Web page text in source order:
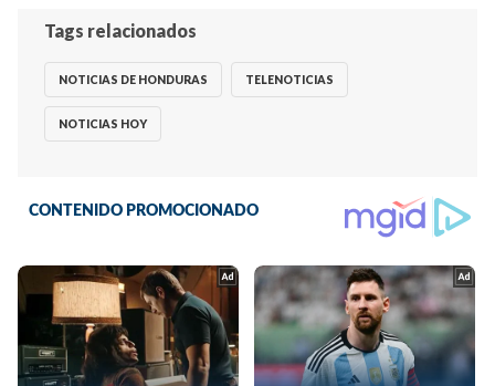
Tags relacionados
NOTICIAS DE HONDURAS TELENOTICIAS
NOTICIAS HOY